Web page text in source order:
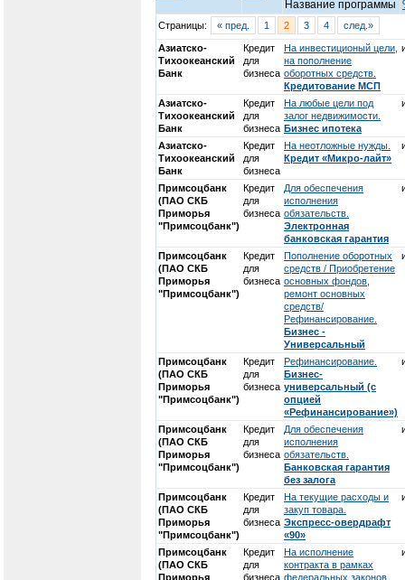
Название программы
Страницы: « пред. 1 2 3 4 след.»
Азиатско-
Тихоокеанский
Банк
Кредит
для
бизнеса
На инвестиционый цели,
на пополнение
оборотных средств.
Кредитование МСП
Азиатско-
Тихоокеанский
Банк
Кредит
для
бизнеса
На любые цели под
залог недвижимости.
Бизнес ипотека
Азиатско-
Тихоокеанский
Банк
Кредит
для
бизнеса
На неотложные нужды.
Кредит «Микро-лайт»
Примсоцбанк
(ПАО СКБ
Приморья
"Примсоцбанк")
Кредит
для
бизнеса
Для обеспечения
исполнения
обязательств.
Электронная
банковская гарантия
Примсоцбанк
(ПАО СКБ
Приморья
"Примсоцбанк")
Кредит
для
бизнеса
Пополнение оборотных
средств / Приобретение
основных фондов,
ремонт основных
средств/
Рефинансирование.
Бизнес -
Универсальный
Примсоцбанк
(ПАО СКБ
Приморья
"Примсоцбанк")
Кредит
для
бизнеса
Рефинансирование.
Бизнес-
универсальный (с
опцией
«Рефинансирование»)
Примсоцбанк
(ПАО СКБ
Приморья
"Примсоцбанк")
Кредит
для
бизнеса
Для обеспечения
исполнения
обязательств.
Банковская гарантия
без залога
Примсоцбанк
(ПАО СКБ
Приморья
"Примсоцбанк")
Кредит
для
бизнеса
На текущие расходы и
закуп товара.
Экспресс-овердрафт
«90»
Примсоцбанк
(ПАО СКБ
Приморья
Кредит
для
бизнеса
На исполнение
контракта в рамках
федеральных законов